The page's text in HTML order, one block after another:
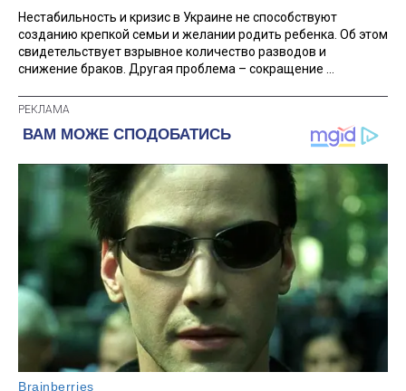
Нестабильность и кризис в Украине не способствуют
созданию крепкой семьи и желании родить ребенка. Об этом
свидетельствует взрывное количество разводов и
снижение браков. Другая проблема – сокращение ...